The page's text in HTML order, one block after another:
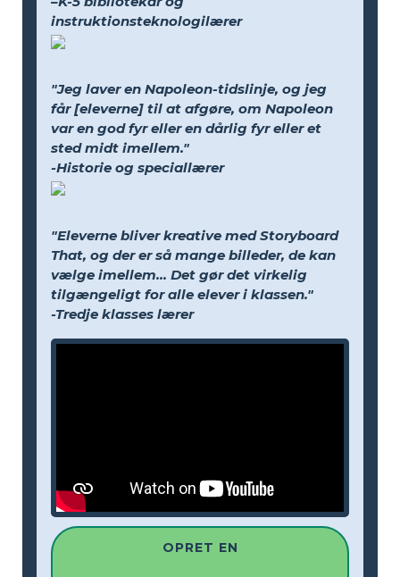
instruktionsteknologilærer
"Jeg laver en Napoleon-tidslinje, og jeg
får [eleverne] til at afgøre, om Napoleon
var en god fyr eller en dårlig fyr eller et
sted midt imellem."
-Historie og speciallærer
"Eleverne bliver kreative med Storyboard
That, og der er så mange billeder, de kan
vælge imellem... Det gør det virkelig
tilgængeligt for alle elever i klassen."
-Tredje klasses lærer
OPRET EN